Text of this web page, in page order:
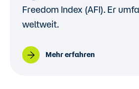
Freedom Index (AFI). Er
weltweit.
Mehr erfahren